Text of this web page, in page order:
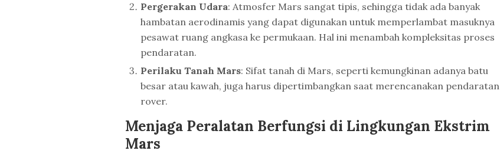
Pergerakan Udara: Atmosfer Mars sangat tipis, sehingga tidak ada banyak
hambatan aerodinamis yang dapat digunakan untuk memperlambat masuknya
pesawat ruang angkasa ke permukaan. Hal ini menambah kompleksitas proses
pendaratan.
Perilaku Tanah Mars: Sifat tanah di Mars, seperti kemungkinan adanya batu
besar atau kawah, juga harus dipertimbangkan saat merencanakan pendaratan
rover.
Menjaga Peralatan Berfungsi di Lingkungan Ekstrim
Mars